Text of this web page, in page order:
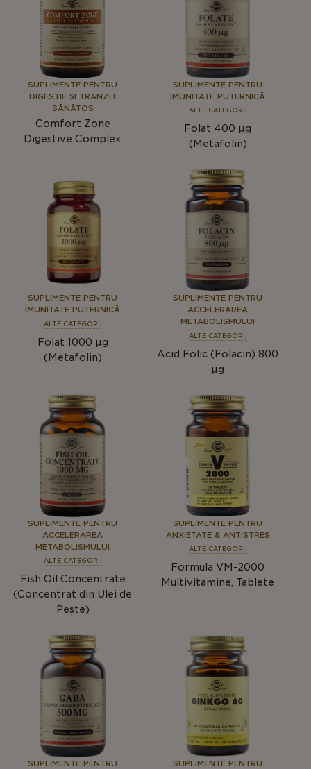
SUPLIMENTE PENTRU
DIGESTIE ȘI TRANZIT
SĂNĂTOS
Comfort Zone
Digestive Complex
SUPLIMENTE PENTRU
IMUNITATE PUTERNICĂ
ALTE CATEGORII
Folat 400 µg
(Metafolin)
SUPLIMENTE PENTRU
IMUNITATE PUTERNICĂ
ALTE CATEGORII
Folat 1000 µg
(Metafolin)
SUPLIMENTE PENTRU
ACCELERAREA
METABOLISMULUI
ALTE CATEGORII
Acid Folic (Folacin) 800
µg
SUPLIMENTE PENTRU
ACCELERAREA
METABOLISMULUI
ALTE CATEGORII
Fish Oil Concentrate
(Concentrat din Ulei de
Pește)
SUPLIMENTE PENTRU
ANXIETATE & ANTISTRES
ALTE CATEGORII
Formula VM-2000
Multivitamine, Tablete
SUPLIMENTE PENTRU
SUPLIMENTE PENTRU